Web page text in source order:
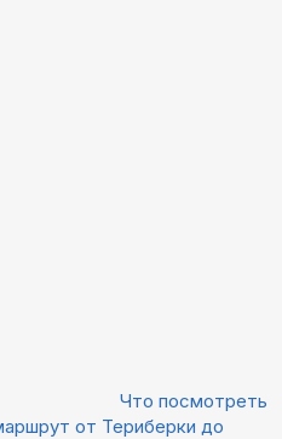
Что посмотреть
от Териберки до